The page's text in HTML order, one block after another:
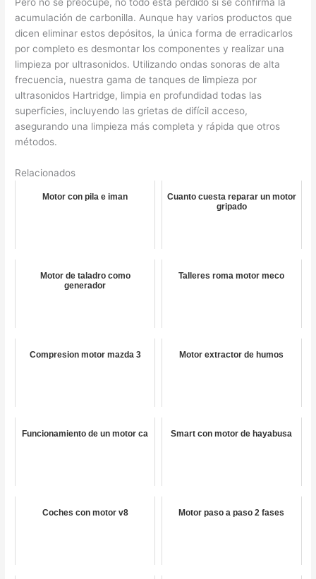
acumulación de carbonilla. Aunque hay varios productos que
dicen eliminar estos depósitos, la única forma de erradicarlos
por completo es desmontar los componentes y realizar una
limpieza por ultrasonidos. Utilizando ondas sonoras de alta
frecuencia, nuestra gama de tanques de limpieza por
ultrasonidos Hartridge, limpia en profundidad todas las
superficies, incluyendo las grietas de difícil acceso,
asegurando una limpieza más completa y rápida que otros
métodos.
Relacionados
Motor con pila e iman
Cuanto cuesta reparar un motor
gripado
Motor de taladro como
generador
Talleres roma motor meco
Compresion motor mazda 3 Motor extractor de humos
Funcionamiento de un motor ca Smart con motor de hayabusa
Coches con motor v8 Motor paso a paso 2 fases